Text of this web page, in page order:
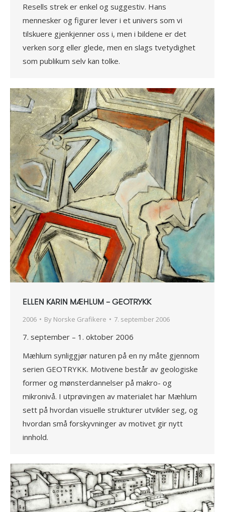
Resells strek er enkel og suggestiv. Hans
mennesker og figurer lever i et univers som vi
tilskuere gjenkjenner oss i, men i bildene er det
verken sorg eller glede, men en slags tvetydighet
som publikum selv kan tolke.
ELLEN KARIN MÆHLUM – GEOTRYKK
2006 By Norske Grafikere 7. september 2006
7. september – 1. oktober 2006
Mæhlum synliggjør naturen på en ny måte gjennom
serien GEOTRYKK. Motivene består av geologiske
former og mønsterdannelser på makro- og
mikronivå. I utprøvingen av materialet har Mæhlum
sett på hvordan visuelle strukturer utvikler seg, og
hvordan små forskyvninger av motivet gir nytt
innhold.